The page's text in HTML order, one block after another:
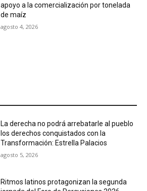
apoyo a la comercialización por tonelada
de maíz
agosto 4, 2026
La derecha no podrá arrebatarle al pueblo
los derechos conquistados con la
Transformación: Estrella Palacios
agosto 5, 2026
Ritmos latinos protagonizan la segunda